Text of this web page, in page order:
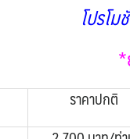
โปรโ
ราคาปกติ